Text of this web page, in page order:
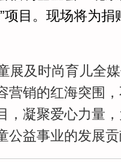
项目。现场将为
展及时尚育儿全
营销的红海突围
，凝聚爱心力量
公益事业的发展